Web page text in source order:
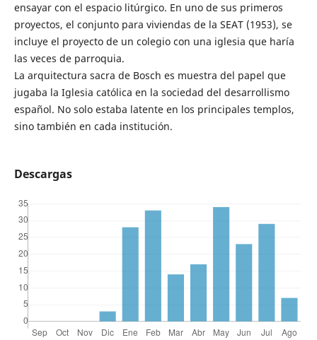
ensayar con el espacio litúrgico. En uno de sus primeros
proyectos, el conjunto para viviendas de la SEAT (1953), se
incluye el proyecto de un colegio con una iglesia que haría
las veces de parroquia.
La arquitectura sacra de Bosch es muestra del papel que
jugaba la Iglesia católica en la sociedad del desarrollismo
español. No solo estaba latente en los principales templos,
sino también en cada institución.
Descargas